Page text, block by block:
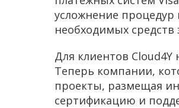
усложнение
необходимых
Для клиентов Cloud4Y
Теперь компании,
проекты, размещая
сертификацию и